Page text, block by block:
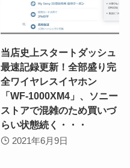
当店史上スタートダッシュ
最速記録更新！全部盛り完
全ワイヤレスイヤホン
「WF-1000XM4」、ソニー
ストアで混雑のため買いづ
らい状態続く・・・
2021年6月9日